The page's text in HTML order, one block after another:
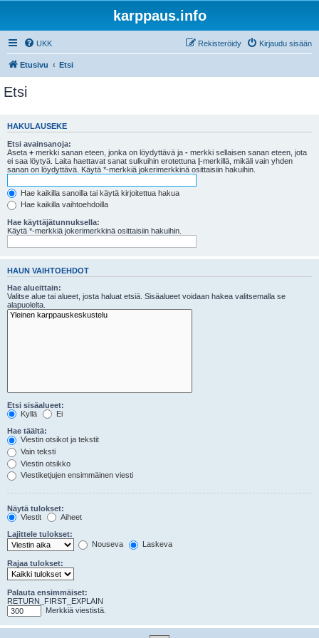
karppaus.info
UKK Kirjaudu sisään
Rekisteröidy
Etusivu Etsi
Etsi
HAKULAUSEKE
Etsi avainsanoja:
Aseta + merkki sanan eteen, jonka on löydyttävä ja - merkki sellaisen sanan eteen, jota
ei saa löytyä. Laita haettavat sanat sulkuihin erotettuna |-merkillä, mikäli vain yhden
sanan on löydyttävä. Käytä *-merkkiä jokerimerkkinä osittaisiin hakuihin.
Hae kaikilla sanoilla tai käytä kirjoitettua hakua
Hae kaikilla vaihtoehdoilla
Hae käyttäjätunnuksella:
Käytä *-merkkiä jokerimerkkinä osittaisiin hakuihin.
HAUN VAIHTOEHDOT
Hae alueittain:
Valitse alue tai alueet, josta haluat etsiä. Sisäalueet voidaan hakea valitsemalla se
alapuolelta.
Etsi sisäalueet:
Kyllä
Ei
Hae täältä:
Viestin otsikot ja tekstit
Vain teksti
Viestin otsikko
Viestiketjujen ensimmäinen viesti
Näytä tulokset:
Viestit
Aiheet
Lajittele tulokset:
Nouseva
Laskeva
Rajaa tulokset:
Palauta ensimmäiset:
RETURN_FIRST_EXPLAIN
Merkkiä viestistä.